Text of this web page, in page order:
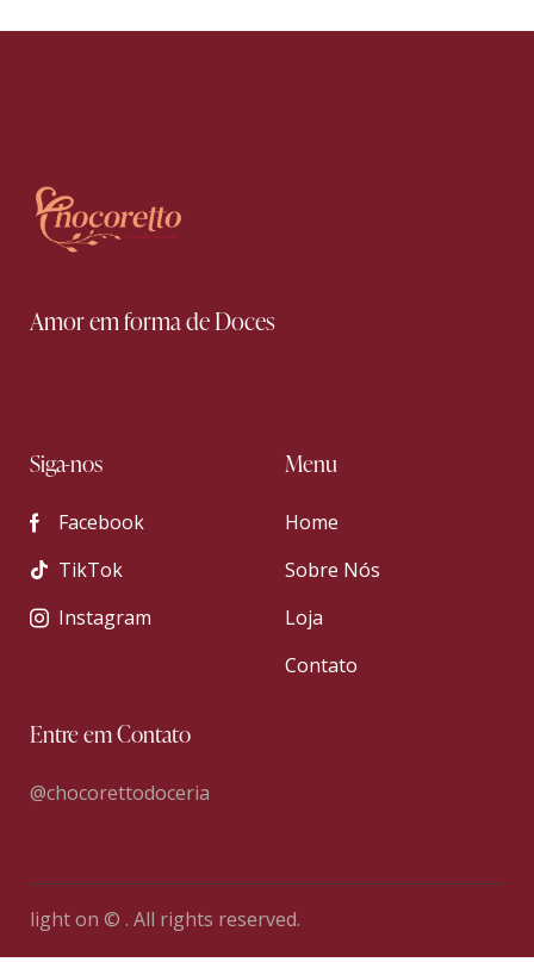
Amor em forma de Doces
Siga-nos
Facebook
TikTok
Instagram
Menu
Home
Sobre Nós
Loja
Contato
Entre em Contato
@chocorettodoceria
light on © . All rights reserved.